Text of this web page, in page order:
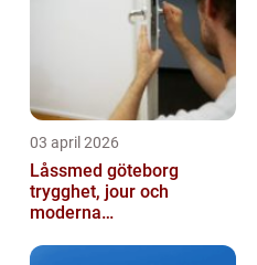
03 april 2026
Låssmed göteborg
trygghet, jour och
moderna